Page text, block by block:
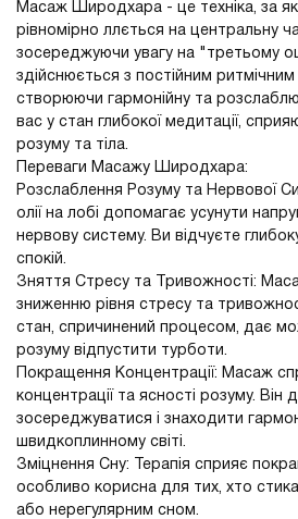
Масаж Широдхара - це техніка, за
рівномірно ллється на центральну
зосереджуючи увагу на "третьому
здійснюється з постійним ритмічним
створюючи гармонійну та
вас у стан глибокої медитації,
розуму та тіла.
Переваги Масажу Широдхара:
Розслаблення Розуму та Нервової
олії на лобі допомагає усунути
нервову систему. Ви відчуєте
спокій.
Зняття Стресу та Тривожності:
зниженню рівня стресу та
стан, спричинений процесом, дає
розуму відпустити турботи.
Покращення Концентрації: Масаж
концентрації та ясності розуму. Він
зосереджуватися і знаходити
швидкоплинному світі.
Зміцнення Сну: Терапія сприяє
особливо корисна для тих, хто
або нерегулярним сном.